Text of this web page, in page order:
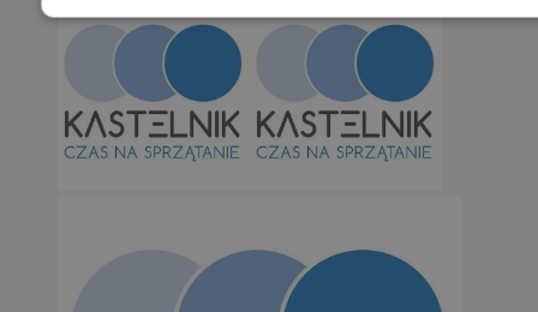
Niezbędne Wydajność
Niesklasyfikowane
Niezbędne Wydajność